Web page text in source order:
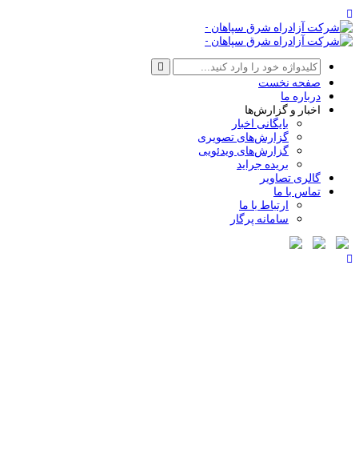
صفحه نخست
درباره ما
اخبار و گزارش‌ها
بایگانی اخبار
گزارش‌های تصویری
گزارش‌های ویدئویی
بریده جراید
گالری تصاویر
تماس با ما
ارتباط با ما
سامانه پرگار